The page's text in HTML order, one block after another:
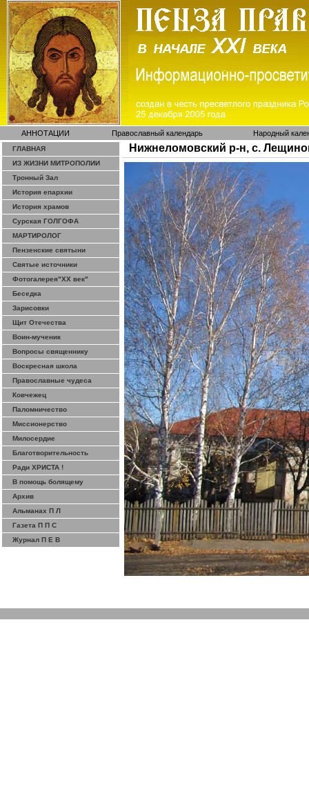
АННОТАЦИИ Православный календарь Народный
ГЛАВНАЯ
ИЗ ЖИЗНИ МИТРОПОЛИИ
Тронный Зал
История епархии
История храмов
Сурская ГОЛГОФА
МАРТИРОЛОГ
Пензенские святыни
Святые источники
Фотогалерея"ХХ век"
Беседка
Зарисовки
Щит Отечества
Воин-мученик
Вопросы священнику
Воскресная школа
Православные чудеса
Ковчежец
Паломничество
Миссионерство
Милосердие
Благотворительность
Ради ХРИСТА !
В помощь болящему
Архив
Альманах П Л
Газета П П С
Журнал П Е В
Нижнеломовский р-н, с.